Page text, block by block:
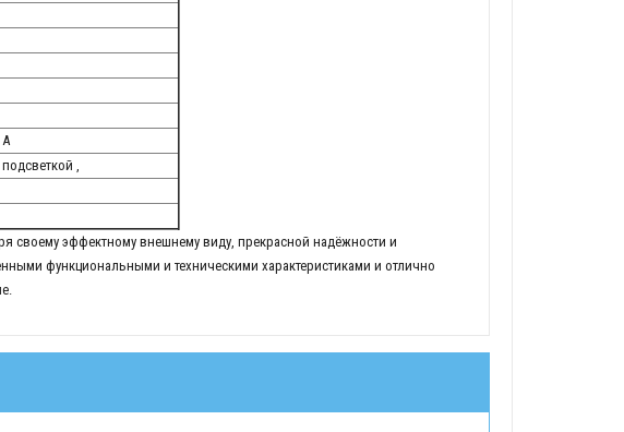
,
своему эффектному внешнему виду, прекрасной надёжности и
функциональными и техническими характеристиками и отлично